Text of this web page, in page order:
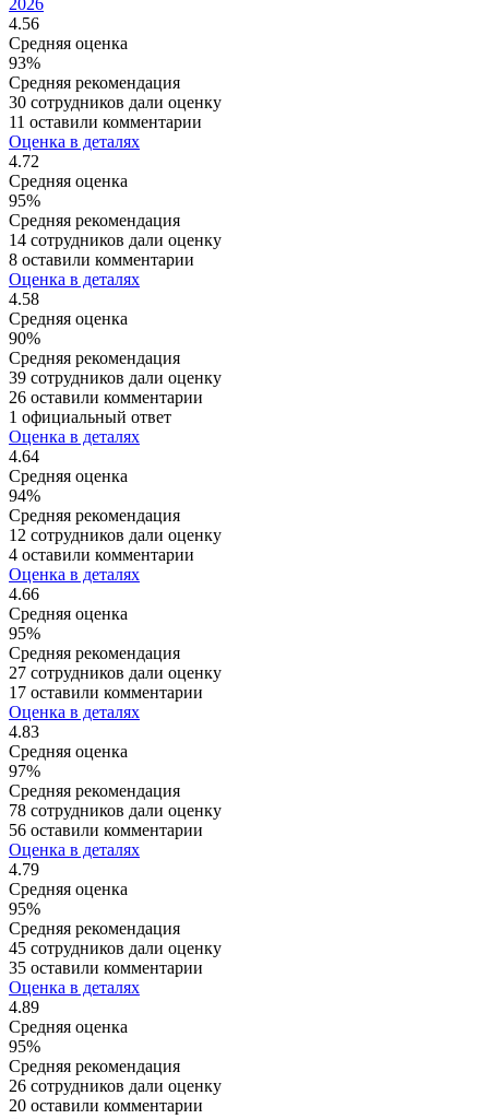
4.56
Средняя оценка
93%
Средняя рекомендация
30 сотрудников дали оценку
11 оставили комментарии
Оценка в деталях
4.72
Средняя оценка
95%
Средняя рекомендация
14 сотрудников дали оценку
8 оставили комментарии
Оценка в деталях
4.58
Средняя оценка
90%
Средняя рекомендация
39 сотрудников дали оценку
26 оставили комментарии
1 официальный ответ
Оценка в деталях
4.64
Средняя оценка
94%
Средняя рекомендация
12 сотрудников дали оценку
4 оставили комментарии
Оценка в деталях
4.66
Средняя оценка
95%
Средняя рекомендация
27 сотрудников дали оценку
17 оставили комментарии
Оценка в деталях
4.83
Средняя оценка
97%
Средняя рекомендация
78 сотрудников дали оценку
56 оставили комментарии
Оценка в деталях
4.79
Средняя оценка
95%
Средняя рекомендация
45 сотрудников дали оценку
35 оставили комментарии
Оценка в деталях
4.89
Средняя оценка
95%
Средняя рекомендация
26 сотрудников дали оценку
20 оставили комментарии